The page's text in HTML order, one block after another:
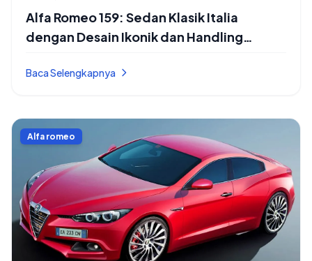
Alfa Romeo 159: Sedan Klasik Italia
dengan Desain Ikonik dan Handling
Baca Selengkapnya
Alfa romeo